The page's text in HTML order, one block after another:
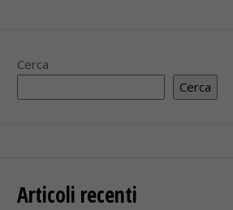
Cerca
Cerca
Articoli recenti